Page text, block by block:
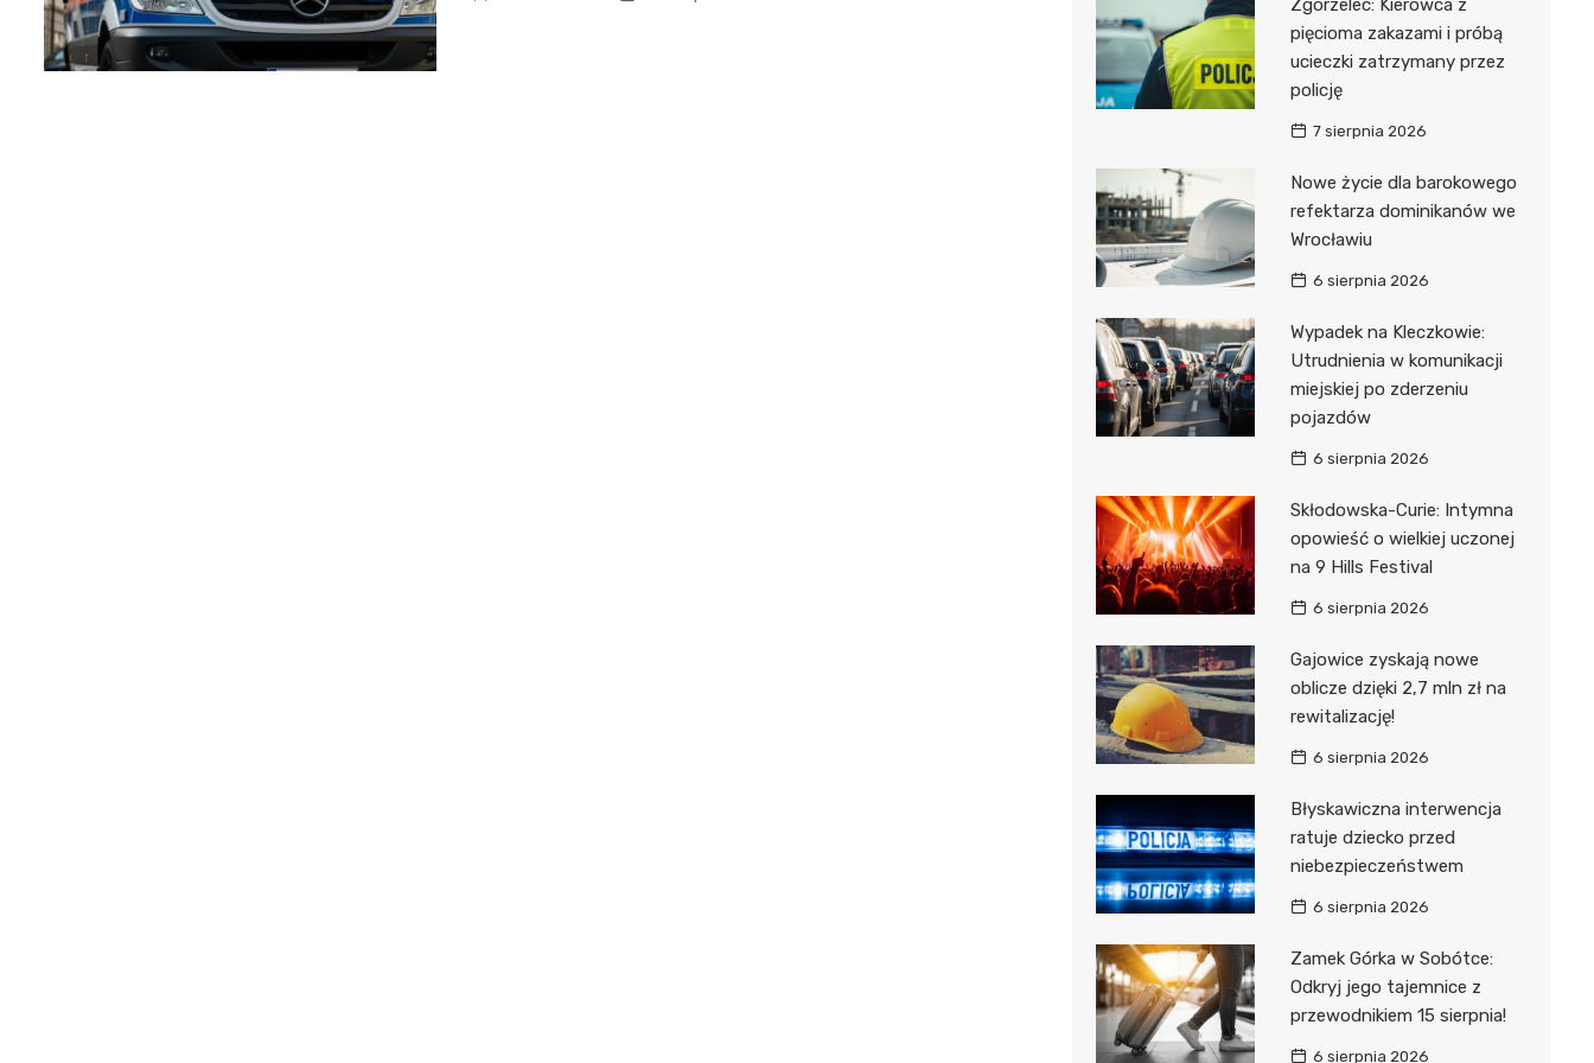
Zgorzelec: Kierowca z
pięcioma zakazami i próbą
ucieczki zatrzymany przez
policję
7 sierpnia 2026
Nowe życie dla barokowego
refektarza dominikanów we
Wrocławiu
6 sierpnia 2026
Wypadek na Kleczkowie:
Utrudnienia w komunikacji
miejskiej po zderzeniu
pojazdów
6 sierpnia 2026
Skłodowska-Curie: Intymna
opowieść o wielkiej uczonej
na 9 Hills Festival
6 sierpnia 2026
Gajowice zyskają nowe
oblicze dzięki 2,7 mln zł na
rewitalizację!
6 sierpnia 2026
Błyskawiczna interwencja
ratuje dziecko przed
niebezpieczeństwem
6 sierpnia 2026
Zamek Górka w Sobótce:
Odkryj jego tajemnice z
przewodnikiem 15 sierpnia!
6 sierpnia 2026